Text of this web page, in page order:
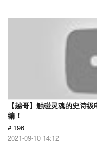
【越哥】触碰灵魂的史诗
编！
# 196
2021-09-10 14:12